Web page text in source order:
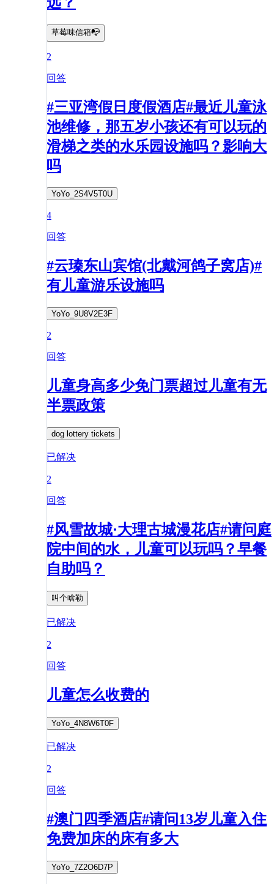
草莓味信箱📭
2
回答
#三亚湾假日度假酒店#最近儿童泳
池维修，那五岁小孩还有可以玩的
滑梯之类的水乐园设施吗？影响大
吗
YoYo_2S4V5T0U
4
回答
#云瑧东山宾馆(北戴河鸽子窝店)#
有儿童游乐设施吗
YoYo_9U8V2E3F
2
回答
儿童身高多少免门票超过儿童有无
半票政策
dog lottery tickets
已解决
2
回答
#风雪故城·大理古城漫花店#请问庭
院中间的水，儿童可以玩吗？早餐
自助吗？
叫个啥勒
已解决
2
回答
儿童怎么收费的
YoYo_4N8W6T0F
已解决
2
回答
#澳门四季酒店#请问13岁儿童入住
免费加床的床有多大
YoYo_7Z2O6D7P